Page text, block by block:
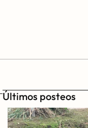
Últimos posteos